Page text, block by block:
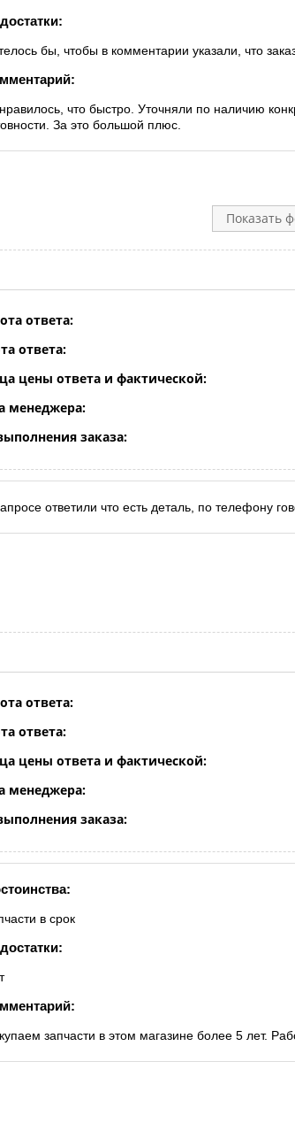
бы, чтобы в комментарии указали, что
что быстро. Уточняли по наличию
За это большой плюс.
Показать
ответа:
ответа:
цены ответа и фактической:
менеджера:
заказа:
ответили что есть деталь, по телефону
ответа:
ответа:
цены ответа и фактической:
менеджера:
заказа:
в срок
запчасти в этом магазине более 5 лет.